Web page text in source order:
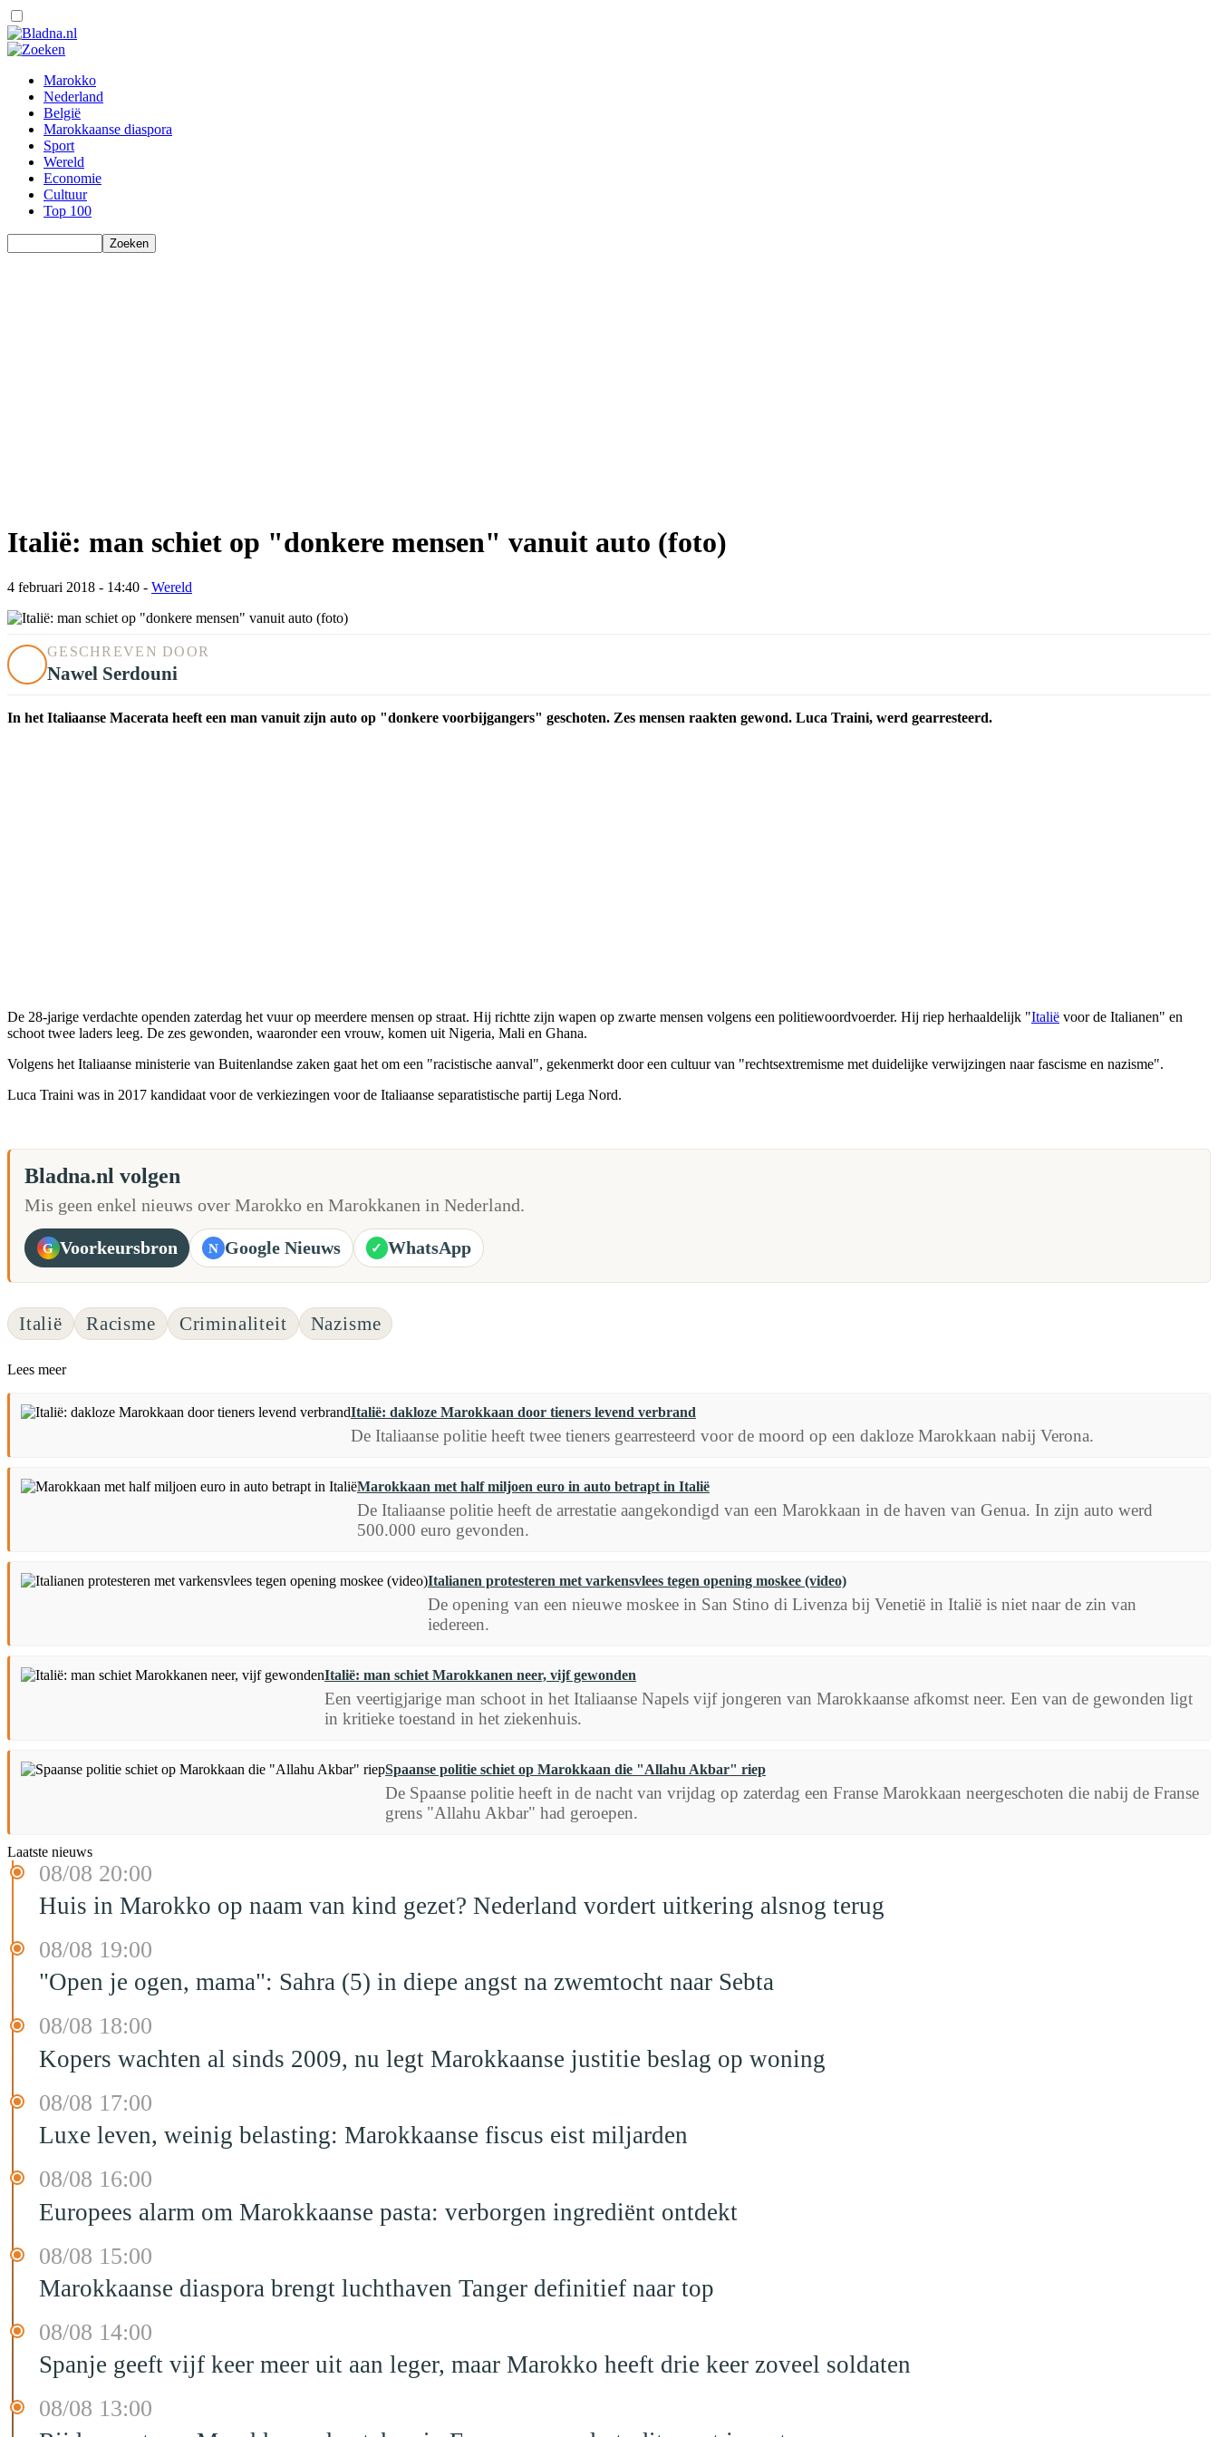
Marokko
Nederland
België
Marokkaanse diaspora
Sport
Wereld
Economie
Cultuur
Top 100
Italië: man schiet op "donkere mensen" vanuit auto (foto)
4 februari 2018 - 14:40 - Wereld
GESCHREVEN DOOR
Nawel Serdouni
In het Italiaanse Macerata heeft een man vanuit zijn auto op "donkere voorbijgangers" geschoten. Zes mensen raakten gewond. Luca Traini, werd gearresteerd.
De 28-jarige verdachte openden zaterdag het vuur op meerdere mensen op straat. Hij richtte zijn wapen op zwarte mensen volgens een politiewoordvoerder. Hij riep herhaaldelijk "Italië voor de Italianen" en
schoot twee laders leeg. De zes gewonden, waaronder een vrouw, komen uit Nigeria, Mali en Ghana.
Volgens het Italiaanse ministerie van Buitenlandse zaken gaat het om een "racistische aanval", gekenmerkt door een cultuur van "rechtsextremisme met duidelijke verwijzingen naar fascisme en nazisme".
Luca Traini was in 2017 kandidaat voor de verkiezingen voor de Italiaanse separatistische partij Lega Nord.
Bladna.nl volgen
Mis geen enkel nieuws over Marokko en Marokkanen in Nederland.
G Voorkeursbron N Google Nieuws ✓ WhatsApp
Italië Racisme Criminaliteit Nazisme
Lees meer
Italië: dakloze Marokkaan door tieners levend verbrand
De Italiaanse politie heeft twee tieners gearresteerd voor de moord op een dakloze Marokkaan nabij Verona.
Marokkaan met half miljoen euro in auto betrapt in Italië
De Italiaanse politie heeft de arrestatie aangekondigd van een Marokkaan in de haven van Genua. In zijn auto werd
500.000 euro gevonden.
Italianen protesteren met varkensvlees tegen opening moskee (video)
De opening van een nieuwe moskee in San Stino di Livenza bij Venetië in Italië is niet naar de zin van
iedereen.
Italië: man schiet Marokkanen neer, vijf gewonden
Een veertigjarige man schoot in het Italiaanse Napels vijf jongeren van Marokkaanse afkomst neer. Een van de gewonden ligt
in kritieke toestand in het ziekenhuis.
Spaanse politie schiet op Marokkaan die "Allahu Akbar" riep
De Spaanse politie heeft in de nacht van vrijdag op zaterdag een Franse Marokkaan neergeschoten die nabij de Franse
grens "Allahu Akbar" had geroepen.
Laatste nieuws
08/08 20:00
Huis in Marokko op naam van kind gezet? Nederland vordert uitkering alsnog terug
08/08 19:00
"Open je ogen, mama": Sahra (5) in diepe angst na zwemtocht naar Sebta
08/08 18:00
Kopers wachten al sinds 2009, nu legt Marokkaanse justitie beslag op woning
08/08 17:00
Luxe leven, weinig belasting: Marokkaanse fiscus eist miljarden
08/08 16:00
Europees alarm om Marokkaanse pasta: verborgen ingrediënt ontdekt
08/08 15:00
Marokkaanse diaspora brengt luchthaven Tanger definitief naar top
08/08 14:00
Spanje geeft vijf keer meer uit aan leger, maar Marokko heeft drie keer zoveel soldaten
08/08 13:00